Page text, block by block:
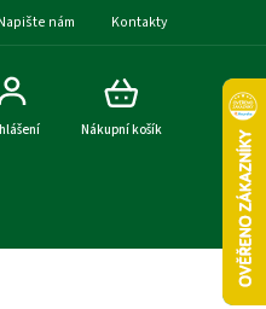
nám Kontakty
Nákupní košík